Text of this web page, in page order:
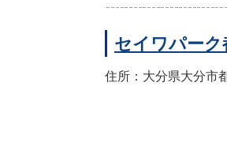
セイワパーク
住所：大分県大分市